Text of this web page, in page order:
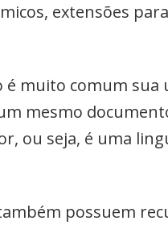
extensões
é muito comum sua
mesmo
ou seja, é uma
possuem